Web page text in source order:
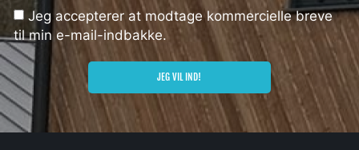
Jeg accepterer at modtage kommercielle breve
til min e-mail-indbakke.
JEG VIL IND!